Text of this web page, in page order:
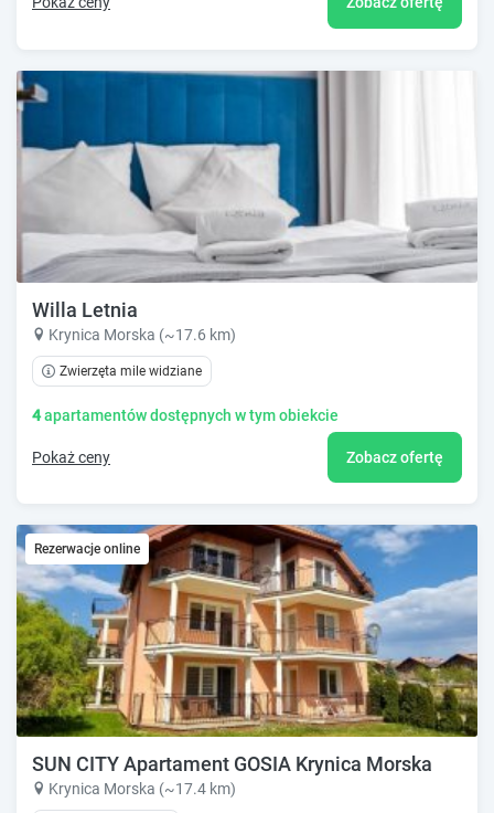
Willa Letnia
Krynica Morska (~17.6 km)
Zwierzęta mile widziane
4apartamentów dostępnych w tym obiekcie
Pokaż ceny Zobacz ofertę
Rezerwacje online
SUN CITY Apartament GOSIA Krynica Morska
Krynica Morska (~17.4 km)